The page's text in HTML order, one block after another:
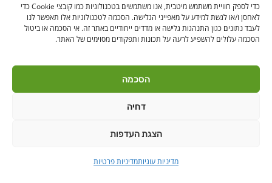
כדי לספק חוויית משתמש מיטבית, אנו משתמשים בטכנולוגיות כמו קובצי Cookie כדי
לאחסן ו/או לגשת למידע על מאפייני הגלישה. הסכמה לטכנולוגיות אלו תאפשר לנו
לעבד נתונים כגון התנהגות גלישה או מדדים ייחודיים באתר זה. אי הסכמה או ביטול
הסכמה עלולים להשפיע לרעה על תכונות ותפקודים מסוימים של האתר.
הסכמה
דחיה
הצגת העדפות
מדיניות עוגיותמדיניות פרטיות